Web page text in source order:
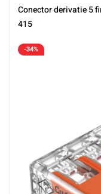
Conector derivatie 5
415
-34%